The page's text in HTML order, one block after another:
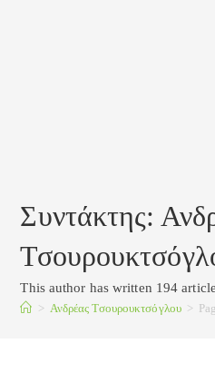
Συντάκτης:
This author has written 194
> Ανδρέας Τσουρουκτσόγλου >